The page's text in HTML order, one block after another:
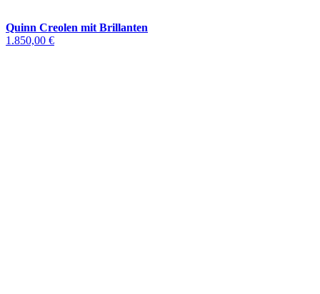
Quinn Creolen mit Brillanten
1.850,00 €